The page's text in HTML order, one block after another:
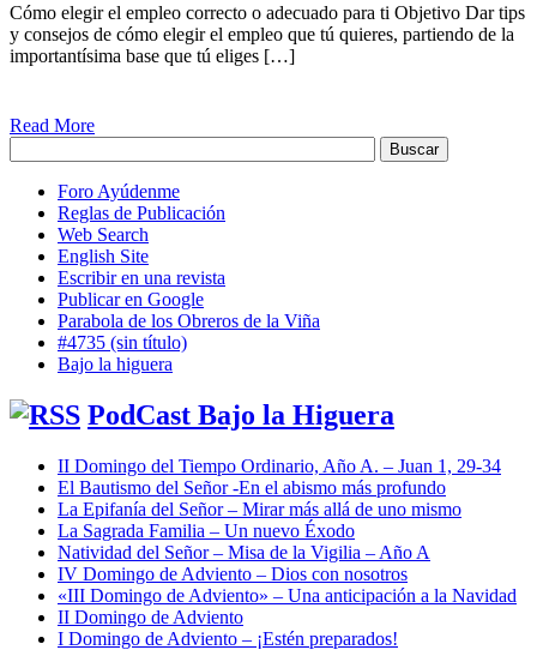
Cómo elegir el empleo correcto o adecuado para ti Objetivo Dar tips
y consejos de cómo elegir el empleo que tú quieres, partiendo de la
importantísima base que tú eliges […]
Read More
Foro Ayúdenme
Reglas de Publicación
Web Search
English Site
Escribir en una revista
Publicar en Google
Parabola de los Obreros de la Viña
#4735 (sin título)
Bajo la higuera
PodCast Bajo la Higuera
II Domingo del Tiempo Ordinario, Año A. – Juan 1, 29-34
El Bautismo del Señor -En el abismo más profundo
La Epifanía del Señor – Mirar más allá de uno mismo
La Sagrada Familia – Un nuevo Éxodo
Natividad del Señor – Misa de la Vigilia – Año A
IV Domingo de Adviento – Dios con nosotros
«III Domingo de Adviento» – Una anticipación a la Navidad
II Domingo de Adviento
I Domingo de Adviento – ¡Estén preparados!